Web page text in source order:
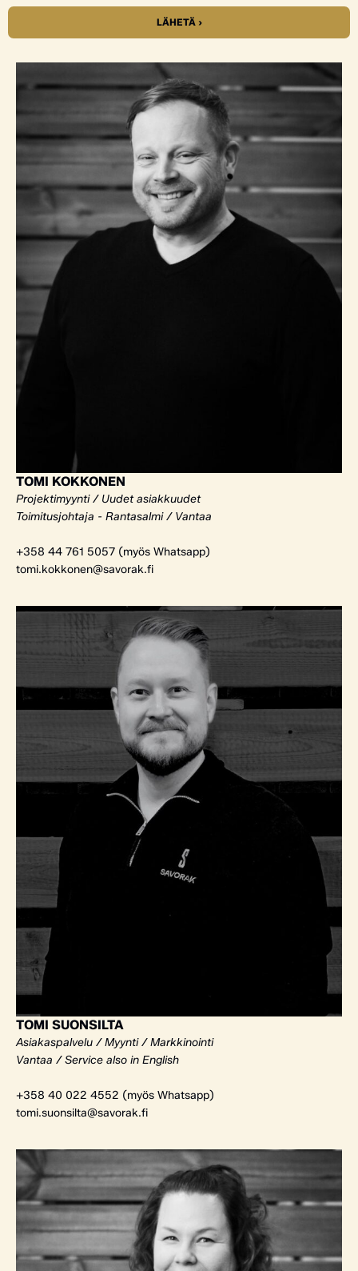
LÄHETÄ ›
TOMI KOKKONEN
Projektimyynti / Uudet asiakkuudet
Toimitusjohtaja - Rantasalmi / Vantaa
+358 44 761 5057 (myös Whatsapp)
tomi.kokkonen@savorak.fi
TOMI SUONSILTA
Asiakaspalvelu / Myynti / Markkinointi
Vantaa / Service also in English
+358 40 022 4552 (myös Whatsapp)
tomi.suonsilta@savorak.fi